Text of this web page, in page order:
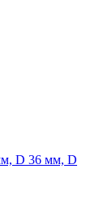
D 36 мм, D